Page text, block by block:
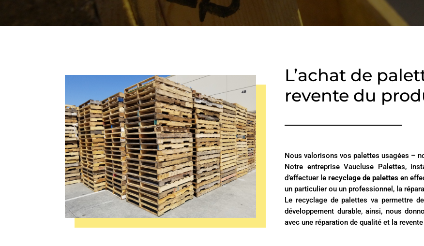
L’achat de
revente du
Nous valorisons vos palettes usagées –
Notre entreprise Vaucluse Palettes,
d’effectuer le recyclage de palettes en
un particulier ou un professionnel, la
Le recyclage de palettes va permettre
développement durable, ainsi, nous
avec une réparation de qualité et la